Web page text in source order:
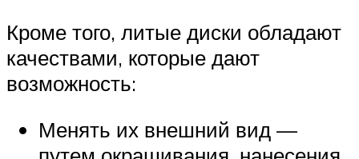
Кроме того, литые диски обладают
качествами, которые дают
возможность:
Менять их внешний вид —